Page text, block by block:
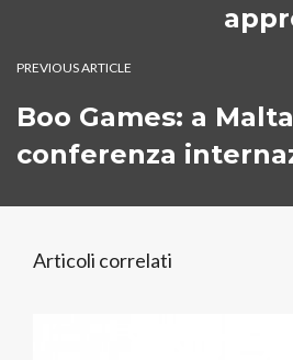
PREVIOUS ARTICLE
Boo Games: a
conferenza
Articoli correlati